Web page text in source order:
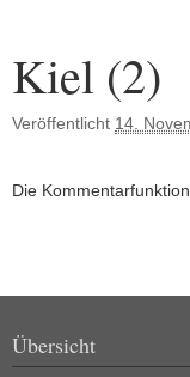
Kiel (2)
Veröffentlicht 14.
Die
Übersicht